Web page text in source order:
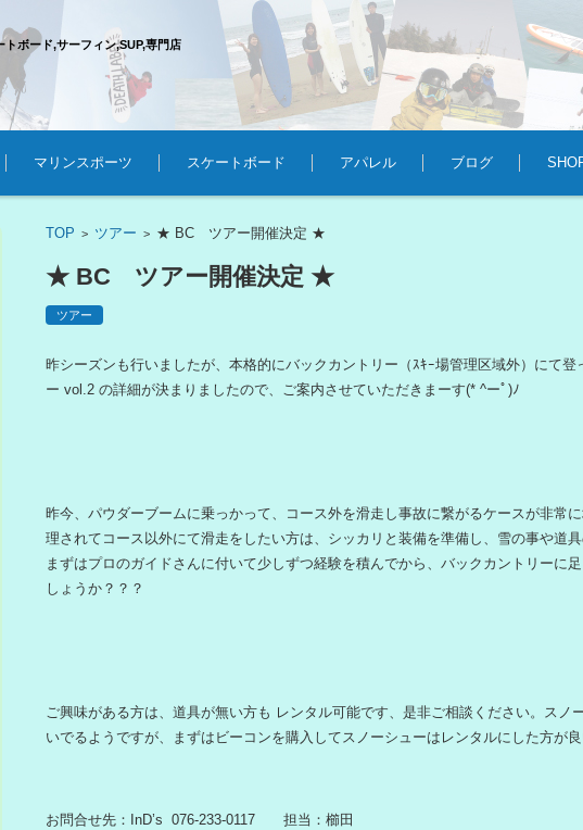
トボード,サーフィン,SUP,専門店
マリンスポーツ スケートボード アパレル ブログ
TOP > ツアー > ★ BC ツアー開催決定 ★
★ BC ツアー開催決定 ★
ツアー
昨シーズンも行いましたが、本格的にバックカントリー（ｽｷｰ場管理区域外）にて
ー vol.2 の詳細が決まりましたので、ご案内させていただきまーす(* ^ーﾟ)ﾉ
昨今、パウダーブームに乗っかって、コース外を滑走し事故に繋がるケースが非常
理されてコース以外にて滑走をしたい方は、シッカリと装備を準備し、雪の事や道具
まずはプロのガイドさんに付いて少しずつ経験を積んでから、バックカントリーに
しょうか？？？
ご興味がある方は、道具が無い方も レンタル可能です、是非ご相談ください。スノ
いでるようですが、まずはビーコンを購入してスノーシューはレンタルにした方が良
お問合せ先：InD’s 076-233-0117 担当：櫛田